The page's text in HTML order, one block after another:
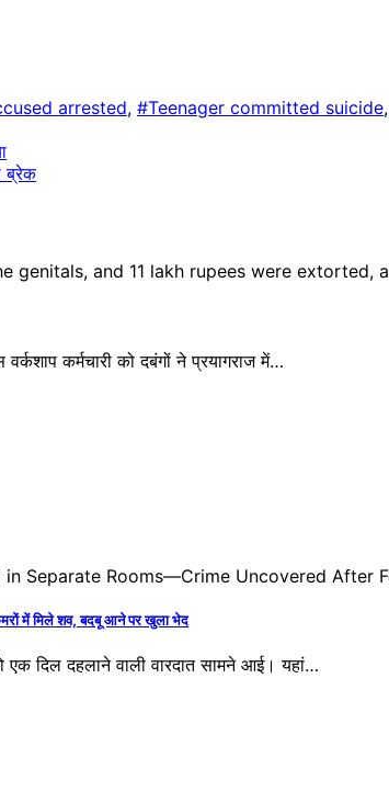
arrested, #Teenager committed suicide,
ब्रेक
कर्मचारी को दबंगों ने प्रयागराज में…
में मिले शव, बदबू आने पर खुला भेद
दिल दहलाने वाली वारदात सामने आई। यहां…